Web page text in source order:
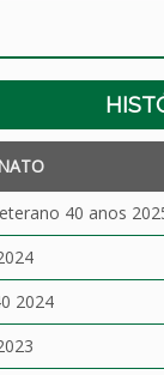
40 anos
2024